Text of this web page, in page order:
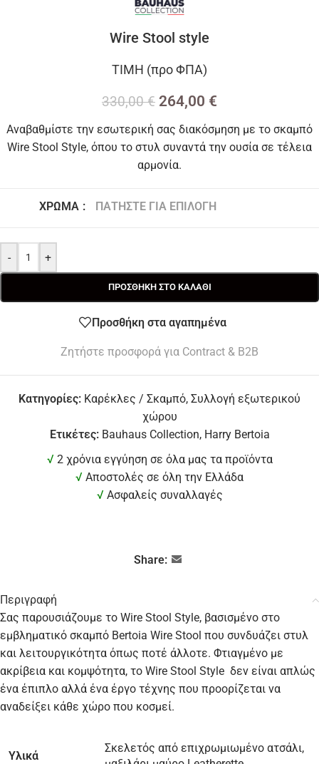
Wire Stool style
ΤΙΜΗ (προ ΦΠΑ)
330,00€ 264,00 €
Αναβαθμίστε την εσωτερική σας διακόσμηση με το σκαμπό
Wire Stool Style, όπου το στυλ συναντά την ουσία σε τέλεια
αρμονία.
ΧΡΏΜΑ : ΠΑΤΉΣΤΕ ΓΙΑ ΕΠΙΛΟΓΉ
-
+
ΠΡΟΣΘΉΚΗ ΣΤΟ ΚΑΛΆΘΙ
Προσθήκη στα αγαπημένα
Ζητήστε προσφορά για Contract & B2B
Κατηγορίες: Καρέκλες / Σκαμπό, Συλλογή εξωτερικού
χώρου
Ετικέτες: Bauhaus Collection, Harry Bertoia
√ 2 χρόνια εγγύηση σε όλα μας τα προϊόντα
√ Αποστολές σε όλη την Ελλάδα
√ Ασφαλείς συναλλαγές
Share:
Περιγραφή
Σας παρουσιάζουμε το Wire Stool Style, βασισμένο στο
εμβληματικό σκαμπό Bertoia Wire Stool που συνδυάζει στυλ
και λειτουργικότητα όπως ποτέ άλλοτε. Φτιαγμένο με
ακρίβεια και κομψότητα, τo Wire Stool Style δεν είναι απλώς
ένα έπιπλο αλλά ένα έργο τέχνης που προορίζεται να
αναδείξει κάθε χώρο που κοσμεί.
Υλικά
Σκελετός από επιχρωμιωμένο ατσάλι,